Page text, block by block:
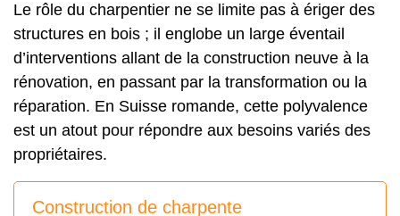
Le rôle du charpentier ne se limite pas à ériger des
structures en bois ; il englobe un large éventail
d’interventions allant de la construction neuve à la
rénovation, en passant par la transformation ou la
réparation. En Suisse romande, cette polyvalence
est un atout pour répondre aux besoins variés des
propriétaires.
Construction de charpente